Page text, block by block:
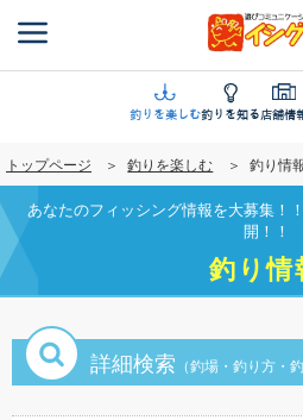
ン
に
移
動
釣りを楽しむ釣りを知る店舗情
トップページ 釣りを楽しむ 釣り情
あなたのフィッシング情報を大募集！
開！！
釣り情
詳細検索 （釣場・釣り方・